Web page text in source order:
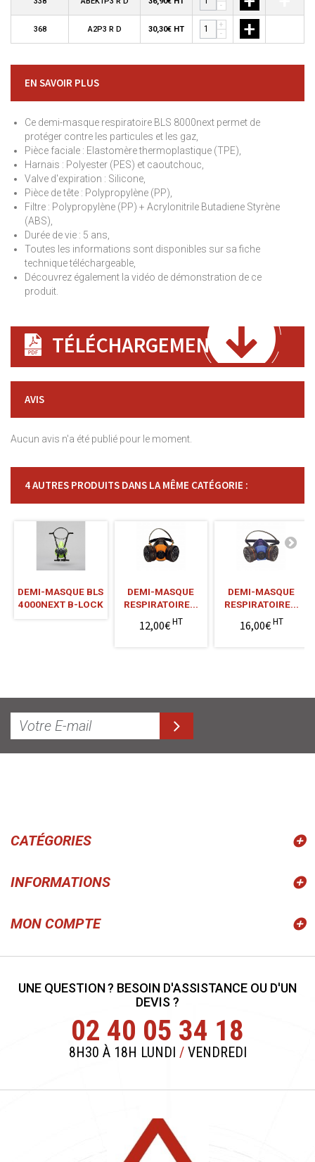
-
368 A2P3 R D 30,30€ HT
+
-
+
EN SAVOIR PLUS
Ce demi-masque respiratoire BLS 8000next permet de
protéger contre les particules et les gaz,
Pièce faciale : Elastomère thermoplastique (TPE),
Harnais : Polyester (PES) et caoutchouc,
Valve d'expiration : Silicone,
Pièce de tête : Polypropylène (PP),
Filtre : Polypropylène (PP) + Acrylonitrile Butadiene Styrène
(ABS),
Durée de vie : 5 ans,
Toutes les informations sont disponibles sur sa fiche
technique téléchargeable,
Découvrez également la vidéo de démonstration de ce
produit.
TÉLÉCHARGEMENT
AVIS
Aucun avis n'a été publié pour le moment.
4 AUTRES PRODUITS DANS LA MÊME CATÉGORIE :
DEMI-MASQUE BLS
4000NEXT B-LOCK
DEMI-MASQUE
RESPIRATOIRE...
12,00€HT
DEMI-MASQUE
RESPIRATOIRE...
16,00€HT
CATÉGORIES
INFORMATIONS
MON COMPTE
UNE QUESTION ? BESOIN D'ASSISTANCE OU D'UN
DEVIS ?
02 40 05 34 18
8H30 À 18H LUNDI /VENDREDI